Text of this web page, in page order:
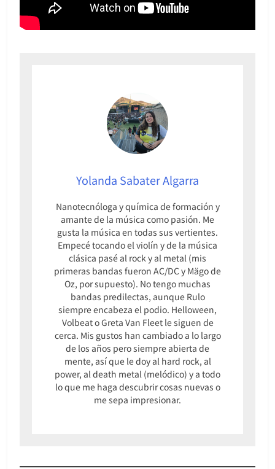
Yolanda Sabater Algarra
Nanotecnóloga y química de formación y
amante de la música como pasión. Me
gusta la música en todas sus vertientes.
Empecé tocando el violín y de la música
clásica pasé al rock y al metal (mis
primeras bandas fueron AC/DC y Mägo de
Oz, por supuesto). No tengo muchas
bandas predilectas, aunque Rulo
siempre encabeza el podio. Helloween,
Volbeat o Greta Van Fleet le siguen de
cerca. Mis gustos han cambiado a lo largo
de los años pero siempre abierta de
mente, así que le doy al hard rock, al
power, al death metal (melódico) y a todo
lo que me haga descubrir cosas nuevas o
me sepa impresionar.